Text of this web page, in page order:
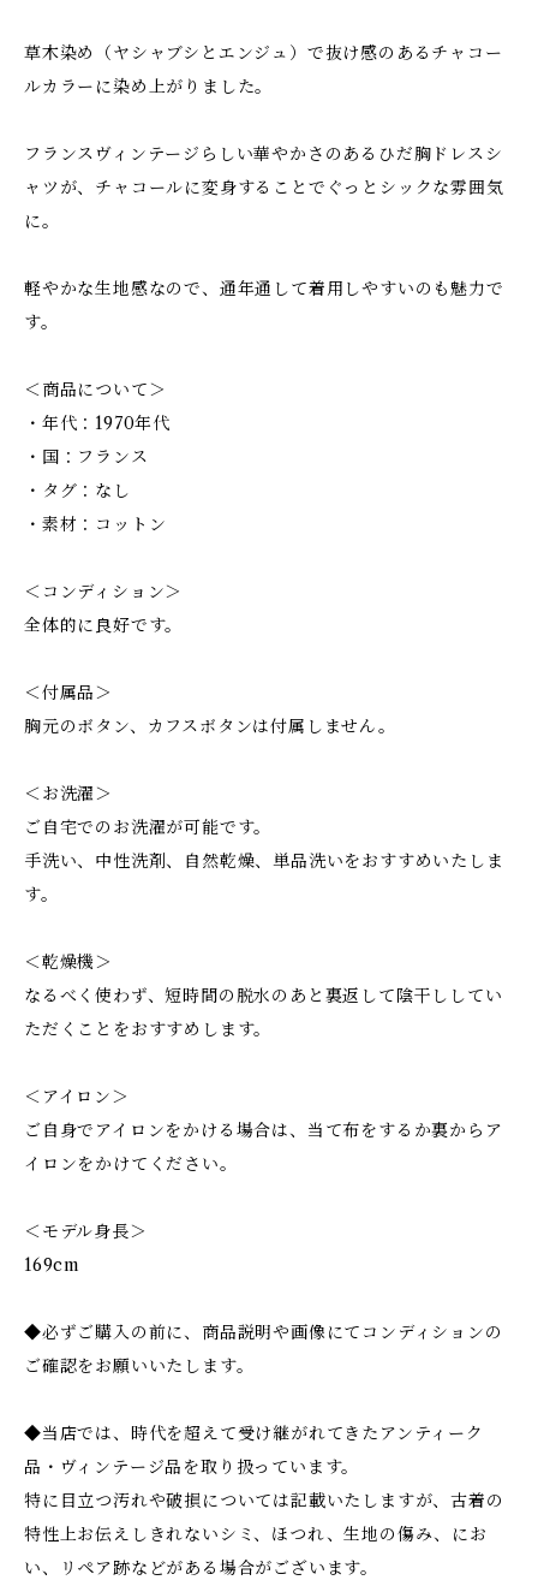
草木染め（ヤシャブシとエンジュ）で抜け感のあるチャコー
ルカラーに染め上がりました。
フランスヴィンテージらしい華やかさのあるひだ胸ドレスシ
ャツが、チャコールに変身することでぐっとシックな雰囲気
に。
軽やかな生地感なので、通年通して着用しやすいのも魅力で
す。
＜商品について＞
・年代：1970年代
・国：フランス
・タグ：なし
・素材：コットン
＜コンディション＞
全体的に良好です。
＜付属品＞
胸元のボタン、カフスボタンは付属しません。
＜お洗濯＞
ご自宅でのお洗濯が可能です。
手洗い、中性洗剤、自然乾燥、単品洗いをおすすめいたしま
す。
＜乾燥機＞
なるべく使わず、短時間の脱水のあと裏返して陰干ししてい
ただくことをおすすめします。
＜アイロン＞
ご自身でアイロンをかける場合は、当て布をするか裏からア
イロンをかけてください。
＜モデル身長＞
169cm
◆必ずご購入の前に、商品説明や画像にてコンディションの
ご確認をお願いいたします。
◆当店では、時代を超えて受け継がれてきたアンティーク
品・ヴィンテージ品を取り扱っています。
特に目立つ汚れや破損については記載いたしますが、古着の
特性上お伝えしきれないシミ、ほつれ、生地の傷み、にお
い、リペア跡などがある場合がございます。